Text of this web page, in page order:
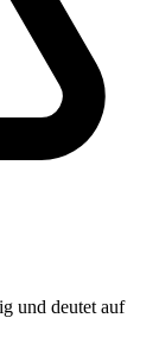
und deutet auf